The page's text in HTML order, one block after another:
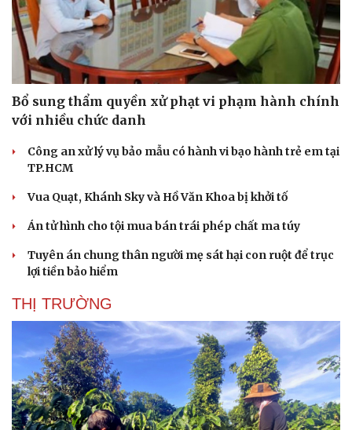
Bổ sung thẩm quyền xử phạt vi phạm hành chính
với nhiều chức danh
Công an xử lý vụ bảo mẫu có hành vi bạo hành trẻ em tại
TP.HCM
Vua Quạt, Khánh Sky và Hồ Văn Khoa bị khởi tố
Án tử hình cho tội mua bán trái phép chất ma túy
Tuyên án chung thân người mẹ sát hại con ruột để trục
lợi tiền bảo hiểm
THỊ TRƯỜNG